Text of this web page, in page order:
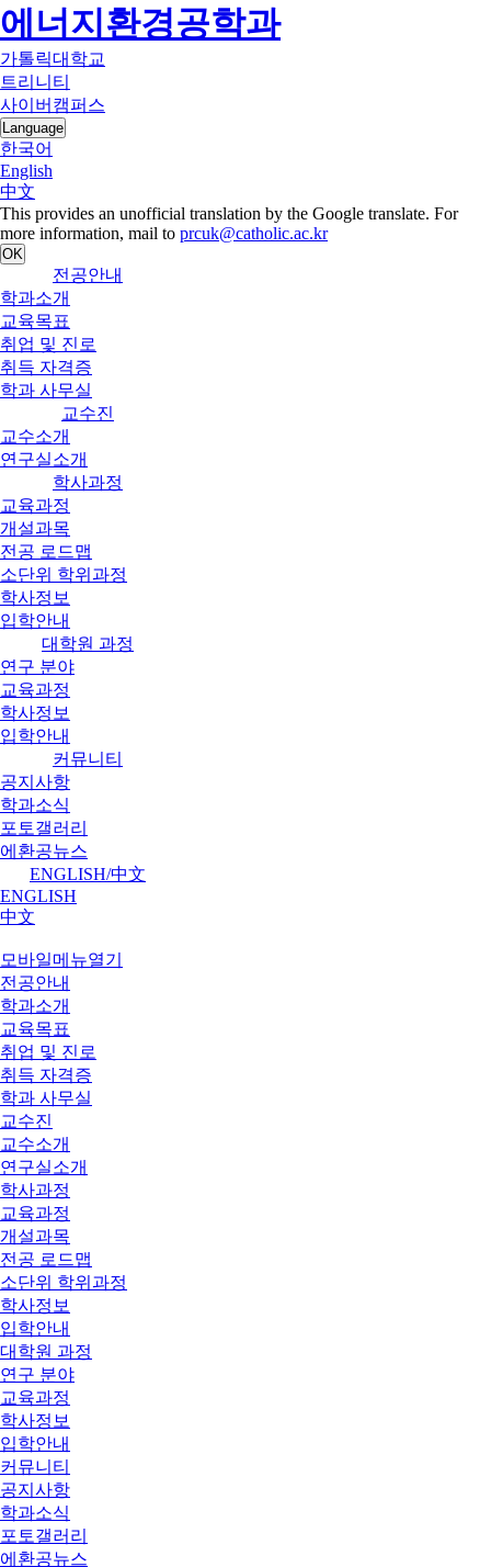
에너지환경공학과
가톨릭대학교
트리니티
사이버캠퍼스
Language
한국어
English
中文
This provides an unofficial translation by the Google translate. For
more information, mail to prcuk@catholic.ac.kr
OK
전공안내
학과소개
교육목표
취업 및 진로
취득 자격증
학과 사무실
교수진
교수소개
연구실소개
학사과정
교육과정
개설과목
전공 로드맵
소단위 학위과정
학사정보
입학안내
대학원 과정
연구 분야
교육과정
학사정보
입학안내
커뮤니티
공지사항
학과소식
포토갤러리
에환공뉴스
ENGLISH/中文
ENGLISH
中文
모바일메뉴열기
전공안내
학과소개
교육목표
취업 및 진로
취득 자격증
학과 사무실
교수진
교수소개
연구실소개
학사과정
교육과정
개설과목
전공 로드맵
소단위 학위과정
학사정보
입학안내
대학원 과정
연구 분야
교육과정
학사정보
입학안내
커뮤니티
공지사항
학과소식
포토갤러리
에환공뉴스